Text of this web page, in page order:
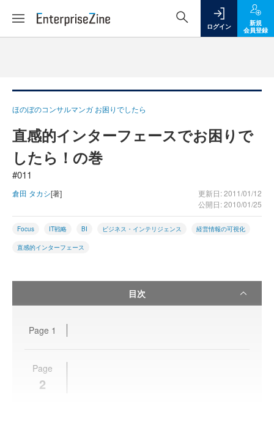
ログイン
新規
会員登録
ほのぼのコンサルマンガ お困りでしたら
直感的インターフェースでお困りで
したら！の巻
#011
倉田 タカシ[著]
更新日: 2011/01/12
公開日: 2010/01/25
Focus IT戦略 BI ビジネス・インテリジェンス 経営情報の可視化
直感的インターフェース
目次
Page 1
Page
2